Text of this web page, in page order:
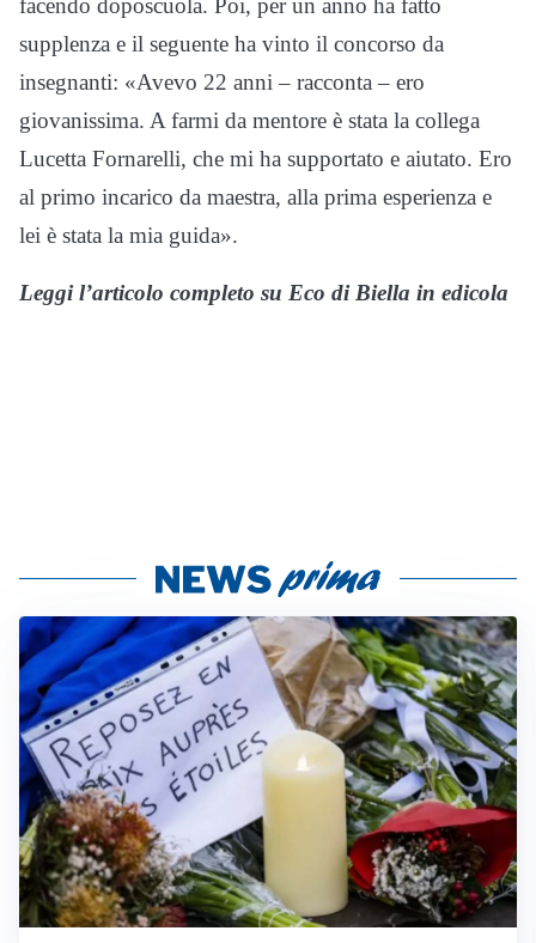
facendo doposcuola. Poi, per un anno ha fatto
supplenza e il seguente ha vinto il concorso da
insegnanti: «Avevo 22 anni – racconta – ero
giovanissima. A farmi da mentore è stata la collega
Lucetta Fornarelli, che mi ha supportato e aiutato. Ero
al primo incarico da maestra, alla prima esperienza e
lei è stata la mia guida».
Leggi l’articolo completo su Eco di Biella in edicola